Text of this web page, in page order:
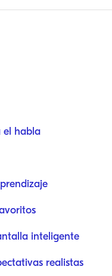
el habla
inteligente
realistas